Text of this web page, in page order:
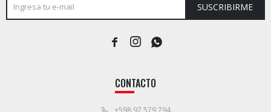
CONTACTO
+598 97 579 794
SUSCRIBIRME
  